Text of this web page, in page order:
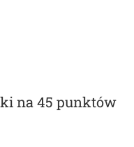
na 45 punktów